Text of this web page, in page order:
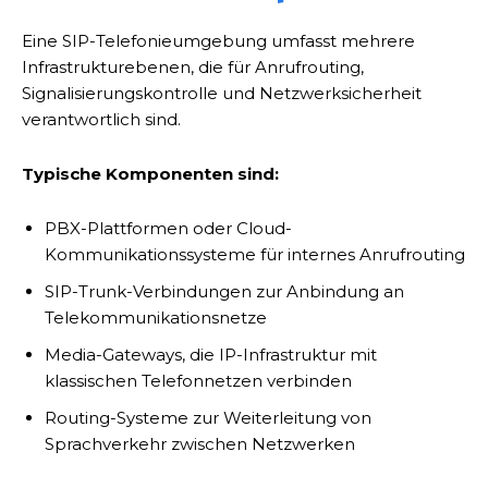
Eine SIP-Telefonieumgebung umfasst mehrere
Infrastrukturebenen, die für Anrufrouting,
Signalisierungskontrolle und Netzwerksicherheit
verantwortlich sind.
Typische Komponenten sind:
PBX-Plattformen oder Cloud-
Kommunikationssysteme für internes Anrufrouting
SIP-Trunk-Verbindungen zur Anbindung an
Telekommunikationsnetze
Media-Gateways, die IP-Infrastruktur mit
klassischen Telefonnetzen verbinden
Routing-Systeme zur Weiterleitung von
Sprachverkehr zwischen Netzwerken